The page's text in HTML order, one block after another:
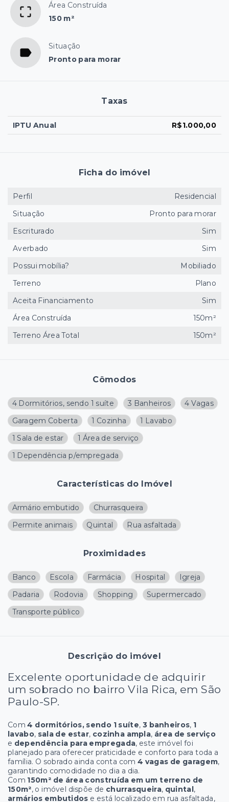
Área Construída
150 m²
Situação
Pronto para morar
Cômodos
4 Dormitórios, sendo 1 suíte 3 Banheiros
4 Vagas
Garagem Coberta
1 Cozinha
1 Lavabo
1 Sala de estar
1 Área de serviço
1 Dependência p/empregada
Características do Imóvel
Armário embutido
Churrasqueira
Permite animais
Quintal Rua asfaltada
Proximidades
Banco Escola Farmácia Hospital
Igreja
Padaria
Rodovia Shopping
Supermercado
Transporte público
Descrição do imóvel
Excelente oportunidade de adquirir
um sobrado no bairro Vila Rica, em São
Paulo-SP.
Com4 dormitórios, sendo 1 suíte, 3 banheiros, 1
lavabo, sala de estar, cozinha ampla, área de serviço
e dependência para empregada, este imóvel foi
planejado para oferecer praticidade e conforto para toda a
família. O sobrado ainda conta com4 vagas de garagem,
garantindo comodidade no dia a dia.
Com 150m² de área construída em um terreno de
150m², o imóvel dispõe de churrasqueira, quintal ,
armários embutidos e está localizado em rua asfaltada,
Taxas
IPTU Anual R$1.000,00
Ficha do imóvel
Perfil
Residencial
Situação
Pronto para morar
Escriturado
Sim
Averbado
Sim
Possui mobília?
Mobiliado
Terreno
Plano
Aceita Financiamento
Sim
Área Construída
150m²
Terreno Área Total
150m²